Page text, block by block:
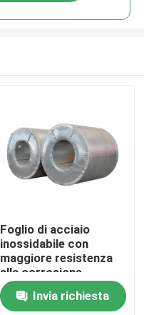
Foglio di acciaio
inossidabile con
maggiore resistenza
alla corrosione
Invia richiesta